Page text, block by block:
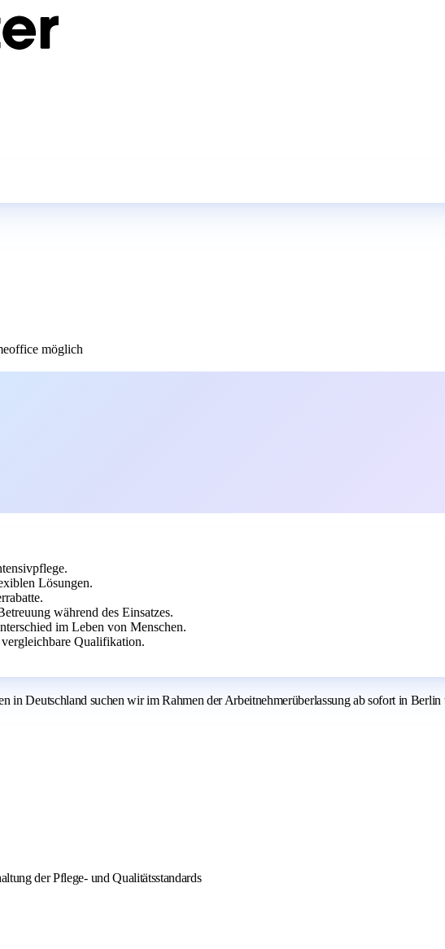
möglich
Lösungen.
während des Einsatzes.
im Leben von Menschen.
Qualifikation.
in Deutschland suchen wir im Rahmen der Arbeitnehmerüberlassung ab sofort in
der Pflege- und Qualitätsstandards